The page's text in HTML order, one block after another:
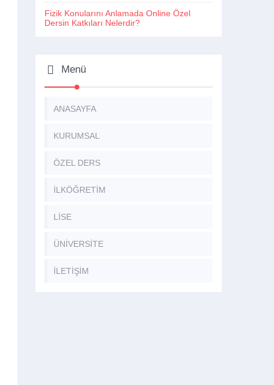
Fizik Konularını Anlamada Online Özel
Dersin Katkıları Nelerdir?
Menü
ANASAYFA
KURUMSAL
ÖZEL DERS
İLKÖĞRETİM
LİSE
ÜNİVERSİTE
İLETİŞİM